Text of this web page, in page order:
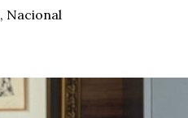
, Nacional